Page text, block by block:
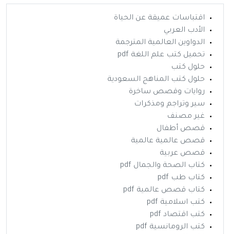
اقتباسات عميقة عن الحياة
الأدب العربي
الدواوين العالمية المترجمة
تحميل كتب علم اللغة pdf
حلول كتب
حلول كتب المناهج السعودية
روايات وقصص ساخرة
سير وتراجم ومذكرات
غير مصنف
قصص أطفال
قصص عالمية عالمية
قصص عربية
كتاب الصحة والجمال pdf
كتاب طب pdf
كتاب قصص عالمية pdf
كتب اسلامية pdf
كتب اقتصاد pdf
كتب الرومانسية pdf